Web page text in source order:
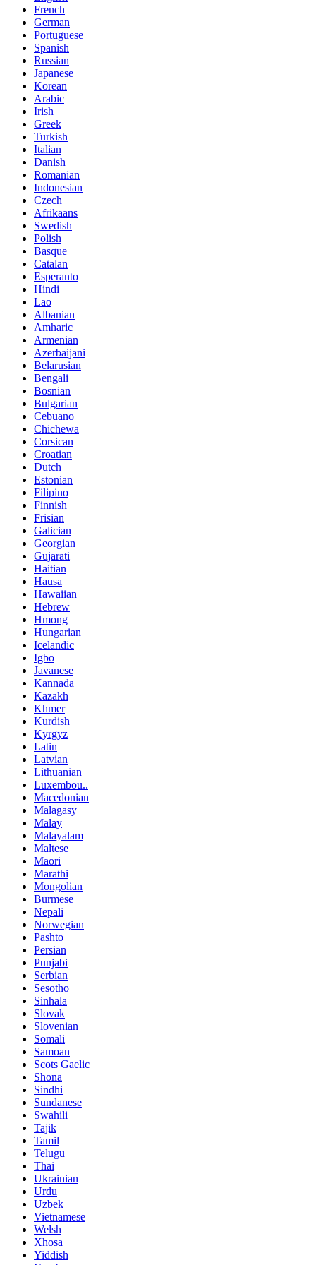
French
German
Portuguese
Spanish
Russian
Japanese
Korean
Arabic
Irish
Greek
Turkish
Italian
Danish
Romanian
Indonesian
Czech
Afrikaans
Swedish
Polish
Basque
Catalan
Esperanto
Hindi
Lao
Albanian
Amharic
Armenian
Azerbaijani
Belarusian
Bengali
Bosnian
Bulgarian
Cebuano
Chichewa
Corsican
Croatian
Dutch
Estonian
Filipino
Finnish
Frisian
Galician
Georgian
Gujarati
Haitian
Hausa
Hawaiian
Hebrew
Hmong
Hungarian
Icelandic
Igbo
Javanese
Kannada
Kazakh
Khmer
Kurdish
Kyrgyz
Latin
Latvian
Lithuanian
Luxembou..
Macedonian
Malagasy
Malay
Malayalam
Maltese
Maori
Marathi
Mongolian
Burmese
Nepali
Norwegian
Pashto
Persian
Punjabi
Serbian
Sesotho
Sinhala
Slovak
Slovenian
Somali
Samoan
Scots Gaelic
Shona
Sindhi
Sundanese
Swahili
Tajik
Tamil
Telugu
Thai
Ukrainian
Urdu
Uzbek
Vietnamese
Welsh
Xhosa
Yiddish